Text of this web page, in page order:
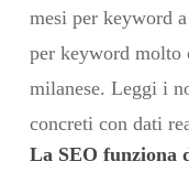
mesi per keyword
per keyword molto
milanese. Leggi i
concreti con dati
La SEO funziona